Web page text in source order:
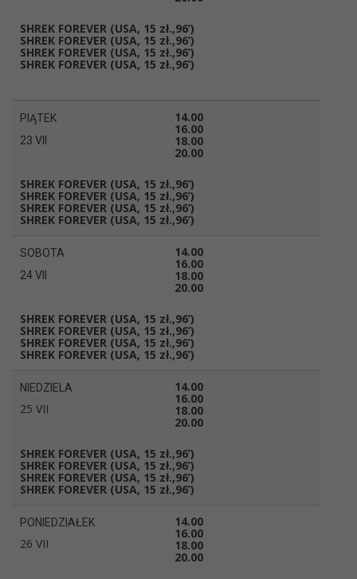
SHREK FOREVER (USA, 15 zł.,96’)
SHREK FOREVER (USA, 15 zł.,96’)
SHREK FOREVER (USA, 15 zł.,96’)
SHREK FOREVER (USA, 15 zł.,96’)
PIĄTEK
23 VII
14.00
16.00
18.00
20.00
SHREK FOREVER (USA, 15 zł.,96’)
SHREK FOREVER (USA, 15 zł.,96’)
SHREK FOREVER (USA, 15 zł.,96’)
SHREK FOREVER (USA, 15 zł.,96’)
SOBOTA
24 VII
14.00
16.00
18.00
20.00
SHREK FOREVER (USA, 15 zł.,96’)
SHREK FOREVER (USA, 15 zł.,96’)
SHREK FOREVER (USA, 15 zł.,96’)
SHREK FOREVER (USA, 15 zł.,96’)
NIEDZIELA
25 VII
14.00
16.00
18.00
20.00
SHREK FOREVER (USA, 15 zł.,96’)
SHREK FOREVER (USA, 15 zł.,96’)
SHREK FOREVER (USA, 15 zł.,96’)
SHREK FOREVER (USA, 15 zł.,96’)
PONIEDZIAŁEK
26 VII
14.00
16.00
18.00
20.00